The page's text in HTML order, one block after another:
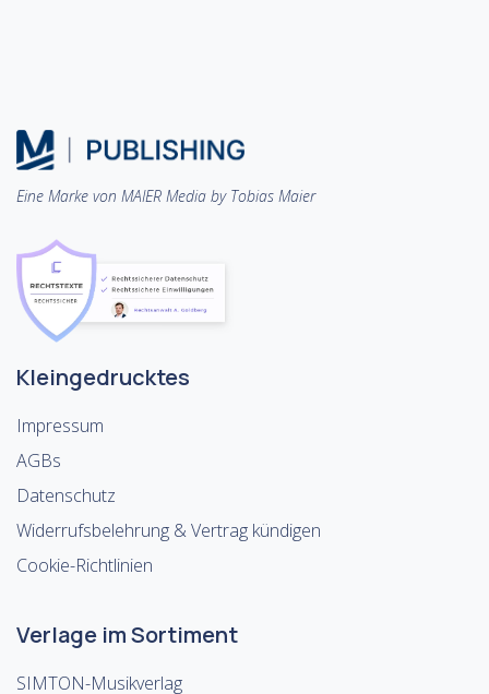
Eine Marke von MAIER Media by Tobias Maier
Kleingedrucktes
Impressum
AGBs
Datenschutz
Widerrufsbelehrung & Vertrag kündigen
Cookie-Richtlinien
Verlage im Sortiment
SIMTON-Musikverlag